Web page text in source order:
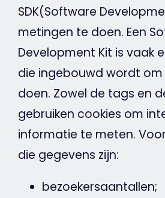
SDK(Software
metingen te doen. Een
Development Kit is vaak
die ingebouwd wordt
doen. Zowel de tags en
gebruiken cookies om
informatie te meten.
die gegevens zijn:
bezoekersaantallen;